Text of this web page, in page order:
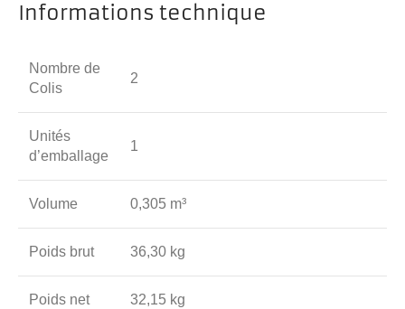
Informations technique
Nombre de
Colis
2
Unités
d’emballage
1
Volume 0,305 m³
Poids brut 36,30 kg
Poids net 32,15 kg